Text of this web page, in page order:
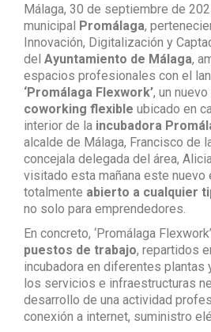
Málaga, 30 de septiembre de
municipal Promálaga,
Innovación, Digitalización y
del Ayuntamiento de Málaga,
espacios profesionales con el
‘Promálaga Flexwork’, un
coworking flexible ubicado en
interior de la incubadora
alcalde de Málaga, Francisco de
concejala delegada del área,
visitado esta mañana este nuevo
totalmente abierto a cualquier
no solo para emprendedores.
En concreto, ‘Promálaga
puestos de trabajo, repartidos
incubadora en diferentes plantas
los servicios e infraestructuras
desarrollo de una actividad
conexión a internet, suministro